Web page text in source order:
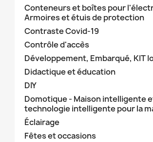
Conteneurs et boîtes pour
Armoires et étuis de protection
Contraste Covid-19
Contrôle d'accès
Développement, Embarqué, KIT
Didactique et éducation
DIY
Domotique - Maison intelligente
technologie intelligente pour la
Éclairage
Fêtes et occasions